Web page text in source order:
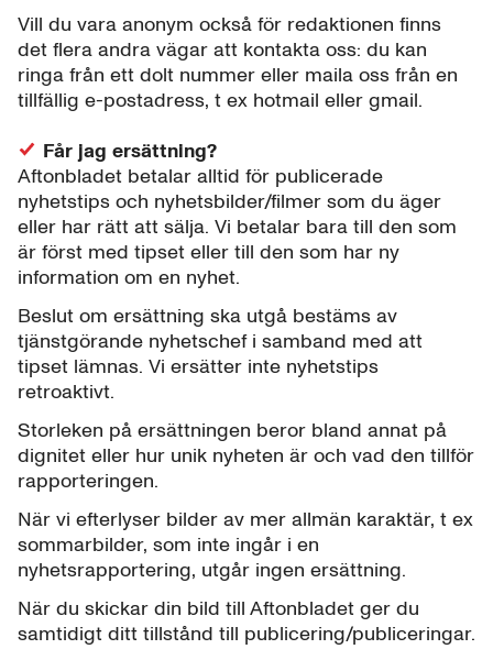
Vill du vara anonym också för redaktionen finns
det flera andra vägar att kontakta oss: du kan
ringa från ett dolt nummer eller maila oss från en
tillfällig e-postadress, t ex hotmail eller gmail.
Får jag ersättning?
Aftonbladet betalar alltid för publicerade
nyhetstips och nyhetsbilder/filmer som du äger
eller har rätt att sälja. Vi betalar bara till den som
är först med tipset eller till den som har ny
information om en nyhet.
Beslut om ersättning ska utgå bestäms av
tjänstgörande nyhetschef i samband med att
tipset lämnas. Vi ersätter inte nyhetstips
retroaktivt.
Storleken på ersättningen beror bland annat på
dignitet eller hur unik nyheten är och vad den tillför
rapporteringen.
När vi efterlyser bilder av mer allmän karaktär, t ex
sommarbilder, som inte ingår i en
nyhetsrapportering, utgår ingen ersättning.
När du skickar din bild till Aftonbladet ger du
samtidigt ditt tillstånd till publicering/publiceringar.